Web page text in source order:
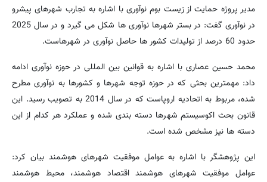
مدیر پروژه حمایت از زیست بوم نوآوری با اشاره به تجارب شهرهای پیشرو
در نوآوری گفت: در بستر شهرها نوآوری ها شکل می گیرد و در سال 2025
حدود 60 درصد از تولیدات کشور ها حاصل نوآوری در شهرهاست.
محمد حسین عصاری با اشاره به قوانین بین المللی در حوزه نوآوری ادامه
داد: مهمترین بحثی که در حوزه توجه شهرها و کشورها به نوآوری مطرح
شده، مربوط به اتحادیه اروپاست که در سال 2014 به تصویب رسید. این
قانون بحث اکوسیستم شهرها دسته بندی شده و عملکرد هر کدام از این
دسته ها نیز مشخص شده است.
این پژوهشگر با اشاره به عوامل موفقیت شهرهای هوشمند بیان کرد:
عوامل موفقیت شهرهای هوشمند اقتصاد هوشمند، محیط هوشمند